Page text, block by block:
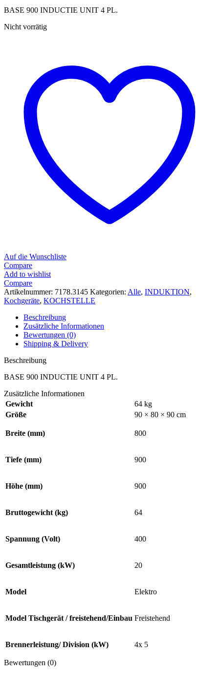
BASE 900 INDUCTIE UNIT 4 PL.
Nicht vorrätig
Auf die Wunschliste
Compare
Add to wishlist
Compare
Artikelnummer: 7178.3145 Kategorien: Alle, INDUKTION,
Kochgeräte, KOCHSTELLE
Beschreibung
Zusätzliche Informationen
Bewertungen (0)
Shipping & Delivery
Beschreibung
BASE 900 INDUCTIE UNIT 4 PL.
Zusätzliche Informationen
Gewicht
64 kg
Größe
90 × 80 × 90 cm
Breite (mm) 800
Tiefe (mm) 900
Höhe (mm) 900
Bruttogewicht (kg) 64
Spannung (Volt) 400
Gesamtleistung (kW) 20
Model Elektro
Model Tischgerät / freistehend/Einbau Freistehend
Brennerleistung/ Division (kW) 4x 5
Bewertungen (0)